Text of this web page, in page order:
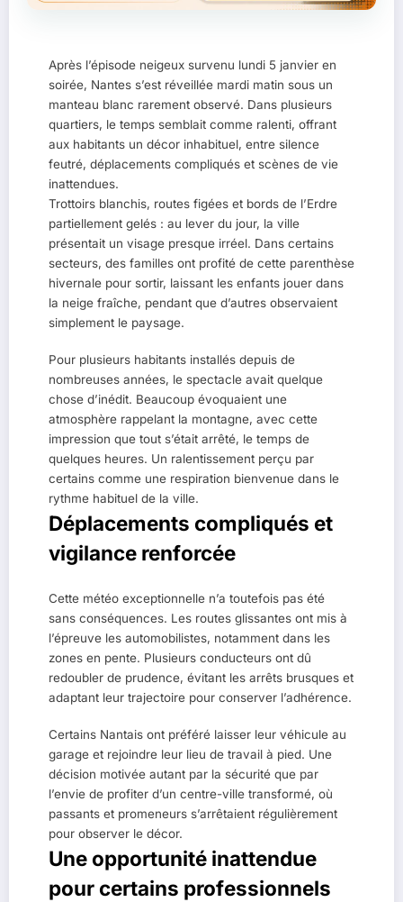
Après l’épisode neigeux survenu lundi 5 janvier en
soirée, Nantes s’est réveillée mardi matin sous un
manteau blanc rarement observé. Dans plusieurs
quartiers, le temps semblait comme ralenti, offrant
aux habitants un décor inhabituel, entre silence
feutré, déplacements compliqués et scènes de vie
inattendues.
Trottoirs blanchis, routes figées et bords de l’Erdre
partiellement gelés : au lever du jour, la ville
présentait un visage presque irréel. Dans certains
secteurs, des familles ont profité de cette parenthèse
hivernale pour sortir, laissant les enfants jouer dans
la neige fraîche, pendant que d’autres observaient
simplement le paysage.
Pour plusieurs habitants installés depuis de
nombreuses années, le spectacle avait quelque
chose d’inédit. Beaucoup évoquaient une
atmosphère rappelant la montagne, avec cette
impression que tout s’était arrêté, le temps de
quelques heures. Un ralentissement perçu par
certains comme une respiration bienvenue dans le
rythme habituel de la ville.
Déplacements compliqués et
vigilance renforcée
Cette météo exceptionnelle n’a toutefois pas été
sans conséquences. Les routes glissantes ont mis à
l’épreuve les automobilistes, notamment dans les
zones en pente. Plusieurs conducteurs ont dû
redoubler de prudence, évitant les arrêts brusques et
adaptant leur trajectoire pour conserver l’adhérence.
Certains Nantais ont préféré laisser leur véhicule au
garage et rejoindre leur lieu de travail à pied. Une
décision motivée autant par la sécurité que par
l’envie de profiter d’un centre-ville transformé, où
passants et promeneurs s’arrêtaient régulièrement
pour observer le décor.
Une opportunité inattendue
pour certains professionnels